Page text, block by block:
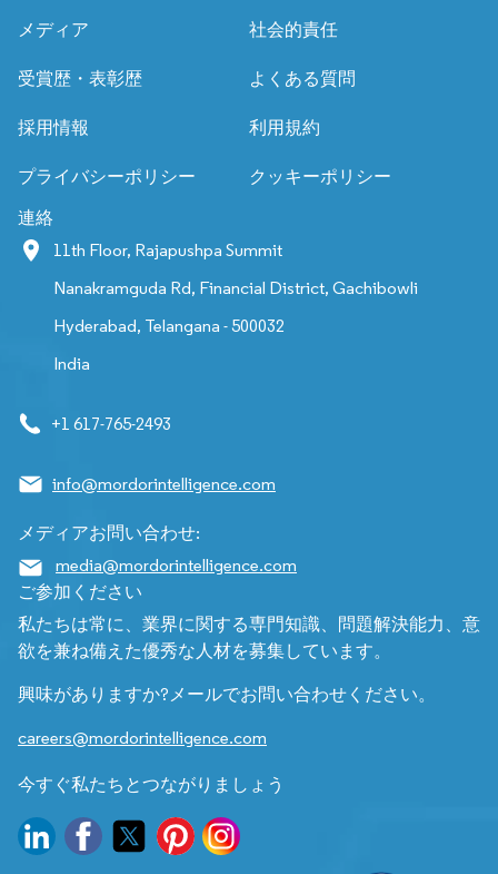
メディア 社会的責任
受賞歴・表彰歴 よくある質問
採用情報 利用規約
プライバシーポリシー クッキーポリシー
連絡
11th Floor, Rajapushpa Summit
Nanakramguda Rd, Financial District, Gachibowli
Hyderabad, Telangana - 500032
India
+1 617-765-2493
info@mordorintelligence.com
メディアお問い合わせ:
media@mordorintelligence.com
ご参加ください
私たちは常に、業界に関する専門知識、問題解決能力、意
欲を兼ね備えた優秀な人材を募集しています。
興味がありますか?メールでお問い合わせください。
careers@mordorintelligence.com
今すぐ私たちとつながりましょう